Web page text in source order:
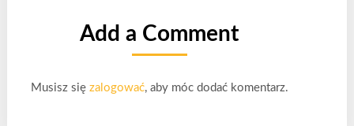
Add a Comment
Musisz się zalogować, aby móc dodać komentarz.